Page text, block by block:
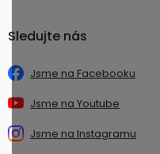
Sledujte nás
Jsme na Facebooku
Jsme na Youtube
Jsme na Instagramu